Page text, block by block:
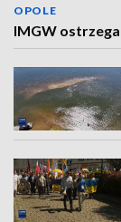
OPOLE
IMGW ostrzega